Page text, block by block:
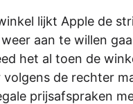
lijkt Apple de
aan te willen
het al toen de
de rechter
prijsafspraken